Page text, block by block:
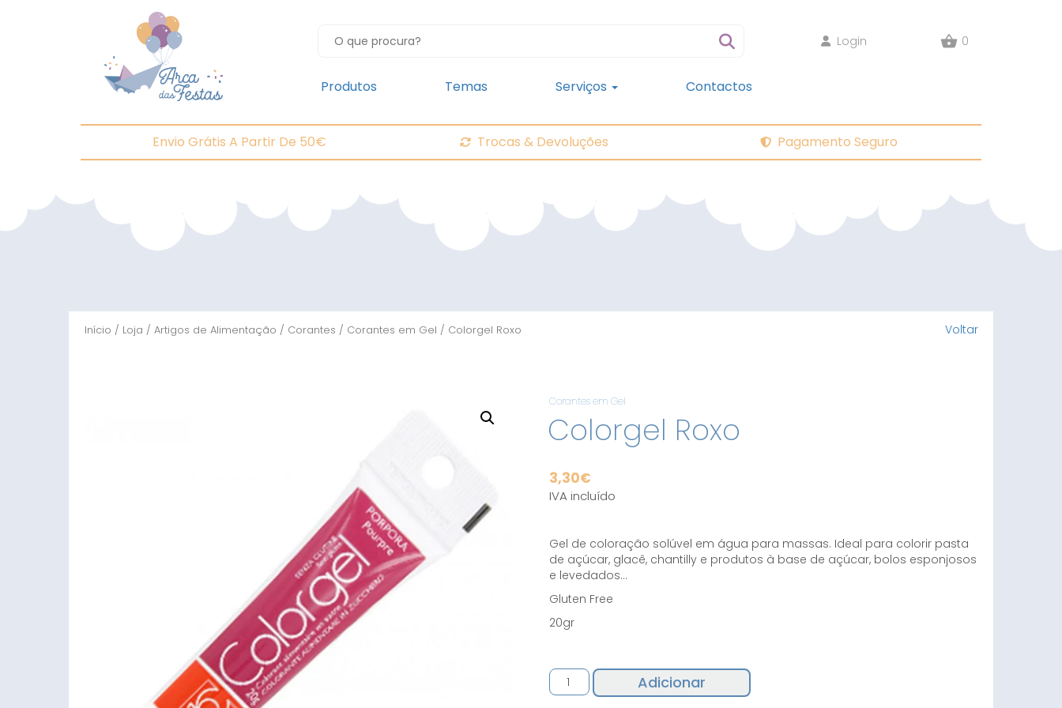
Login 0
Produtos Temas Serviços Contactos
Envio Grátis A Partir De 50€ Trocas & Devoluções Pagamento Seguro
Início / Loja / Artigos de Alimentação / Corantes / Corantes em Gel / Colorgel Roxo Voltar
Corantes em Gel
Colorgel Roxo
3,30€
IVA incluído
Gel de coloração solúvel em água para massas. Ideal para colorir pasta
de açúcar, glacê, chantilly e produtos à base de açúcar, bolos esponjosos
e levedados…
Gluten Free
20gr
Quantidade
de
Adicionar